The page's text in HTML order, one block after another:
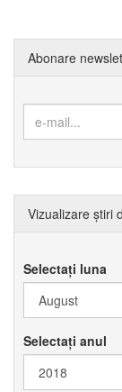
Abonare
Vizualizare știri
Selectați luna
Selectați anul